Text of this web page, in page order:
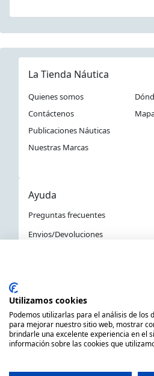
La Tienda Náutica
Quienes somos
Contáctenos
Publicaciones Náuticas
Nuestras Marcas
Ayuda
Preguntas frecuentes
Envios/Devoluciones
La Tienda Náutica en
C/ Primer de Maig 6, 08980 Sant
Utilizamos cookies
Podemos utilizarlas para el análisis de los
para mejorar nuestro sitio web, mostrar
brindarle una excelente experiencia en el
información sobre las cookies que